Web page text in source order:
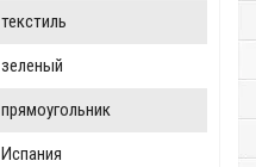
текстиль
зеленый
прямоугольник
Испания